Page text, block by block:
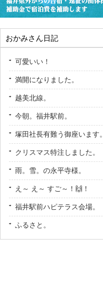
おかみさん日記
可愛いい！
満開になりました。
越美北線。
今朝。福井駅前。
塚田社長有難う御座います。
クリスマス特注しました。
雨。雪。の永平寺様。
え～ え～ すご～！🙌！
福井駅前ハピテラス会場。
ふるさと。